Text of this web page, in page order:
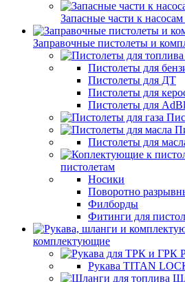
Запасные части к
Заправочные пистолеты и
Пистолеты для
Пистолеты для ДТ
Пистолеты для
Пистолеты для
Пистолеты для
пистолетам
Носики
Поворотно
Филборды
Фитинги для
комплектующие
Рукава TITAN